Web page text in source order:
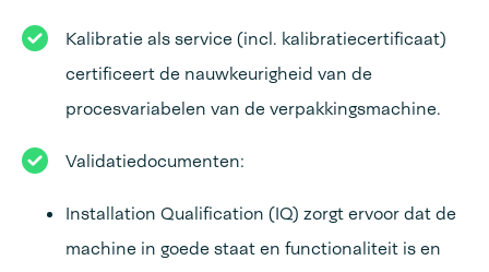
Kalibratie als service (incl. kalibratiecertificaat)
certificeert de nauwkeurigheid van de
procesvariabelen van de verpakkingsmachine.
Validatiedocumenten:
Installation Qualification (IQ) zorgt ervoor dat de
machine in goede staat en functionaliteit is en